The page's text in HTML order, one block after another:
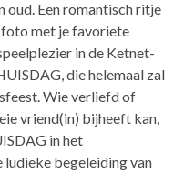
oud. Een romantisch ritje
foto met je favoriete
in de Ketnet-
die helemaal zal
Wie verliefd of
vriend(in) bijheeft kan,
in het
begeleiding van